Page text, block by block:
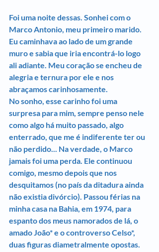
Foi uma noite dessas. Sonhei com o
Marco Antonio, meu primeiro marido.
Eu caminhava ao lado de um grande
muro e sabia que iria encontrá-lo logo
ali adiante. Meu coração se encheu de
alegria e ternura por ele e nos
abraçamos carinhosamente.
No sonho, esse carinho foi uma
surpresa para mim, sempre penso nele
como algo há muito passado, algo
enterrado, que me é indiferente ter ou
não perdido... Na verdade, o Marco
jamais foi uma perda. Ele continuou
comigo, mesmo depois que nos
desquitamos (no país da ditadura ainda
não existia divórcio). Passou férias na
minha casa na Bahia, em 1974, para
espanto dos meus namorados de lá, o
amado João* e o controverso Celso*,
duas figuras diametralmente opostas.